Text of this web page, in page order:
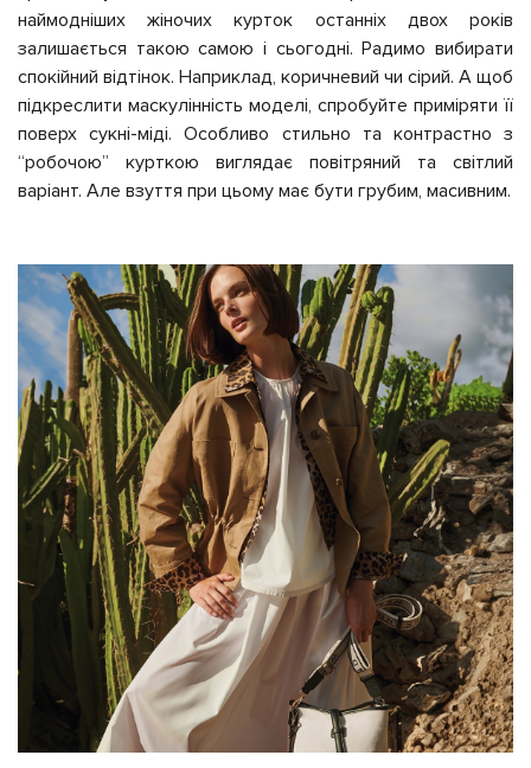
наймодніших жіночих курток останніх двох років
залишається такою самою і сьогодні. Радимо вибирати
спокійний відтінок. Наприклад, коричневий чи сірий. А щоб
підкреслити маскулінність моделі, спробуйте приміряти її
поверх сукні-міді. Особливо стильно та контрастно з
“робочою” курткою виглядає повітряний та світлий
варіант. Але взуття при цьому має бути грубим, масивним.